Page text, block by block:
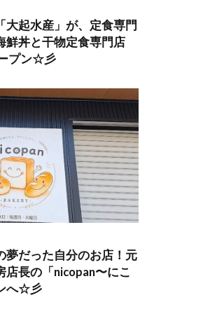
大起水産」が、定食専門
鮮丼と干物定食専門店
プン☆彡
夢だった自分のお店！元
店長の「nicopan〜にこ
へ☆彡